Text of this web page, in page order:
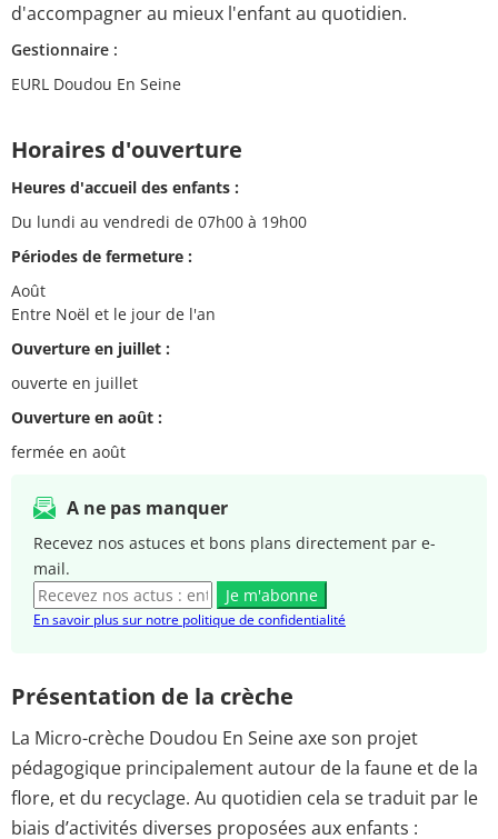
d'accompagner au mieux l'enfant au quotidien.
Gestionnaire :
EURL Doudou En Seine
Horaires d'ouverture
Heures d'accueil des enfants :
Du lundi au vendredi de 07h00 à 19h00
Périodes de fermeture :
Août
Entre Noël et le jour de l'an
Ouverture en juillet :
ouverte en juillet
Ouverture en août :
fermée en août
A ne pas manquer
Recevez nos astuces et bons plans directement par e-
mail.
Je m'abonne
En savoir plus sur notre politique de confidentialité
Présentation de la crèche
La Micro-crèche Doudou En Seine axe son projet
pédagogique principalement autour de la faune et de la
flore, et du recyclage. Au quotidien cela se traduit par le
biais d’activités diverses proposées aux enfants :